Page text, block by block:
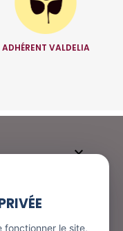
ADHÉRENT VALDELIA

fonctionner le site,